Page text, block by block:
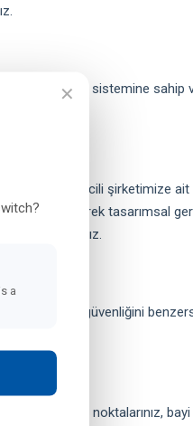
12 işletim sistemine sahip
ve tescili şirketimize
kartlar ile gerek tasarımsal
yakınsınız.
kartlarımızın güvenliğini
kendi işlem noktalarınız, bayi
✕
a